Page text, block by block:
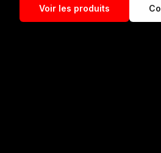
Voir les produits